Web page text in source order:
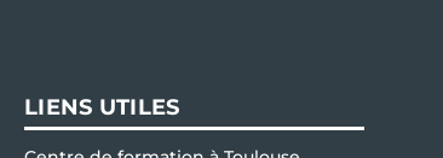
LIENS UTILES